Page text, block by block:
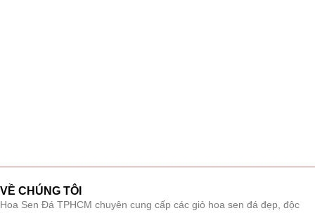
VỀ CHÚNG TÔI
Hoa Sen Đá TPHCM chuyên cung cấp các giỏ hoa sen đá đẹp, độc